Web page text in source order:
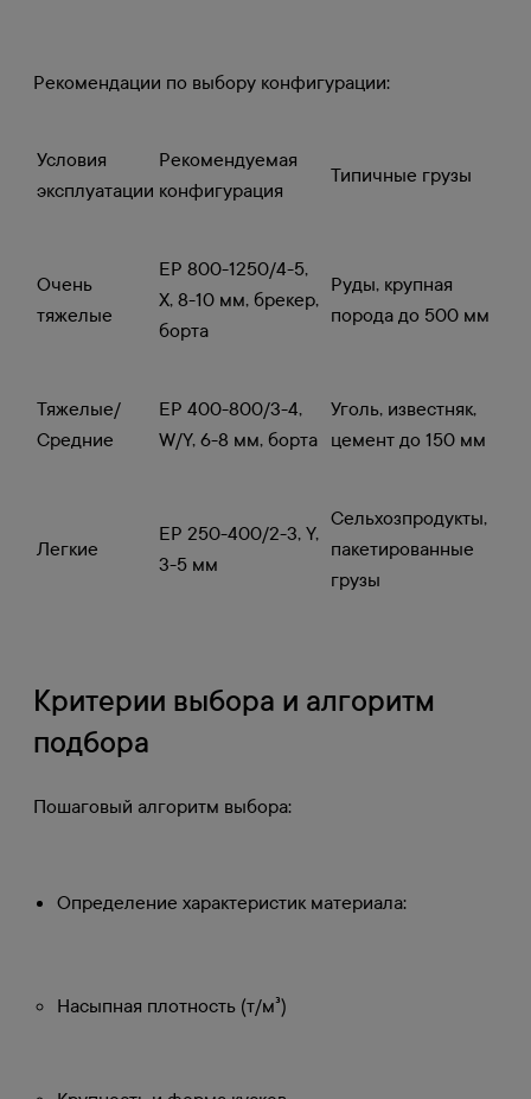
Рекомендации по выбору конфигурации:
Условия
эксплуатации
Рекомендуемая
конфигурация
Типичные грузы
Очень
тяжелые
EP 800-1250/4-5,
X, 8-10 мм, брекер,
борта
Руды, крупная
порода до 500 мм
Тяжелые/
Средние
EP 400-800/3-4,
W/Y, 6-8 мм, борта
Уголь, известняк,
цемент до 150 мм
Легкие
EP 250-400/2-3, Y,
3-5 мм
Сельхозпродукты,
пакетированные
грузы
Критерии выбора и алгоритм
подбора
Пошаговый алгоритм выбора:
Определение характеристик материала:
Насыпная плотность (т/м³)